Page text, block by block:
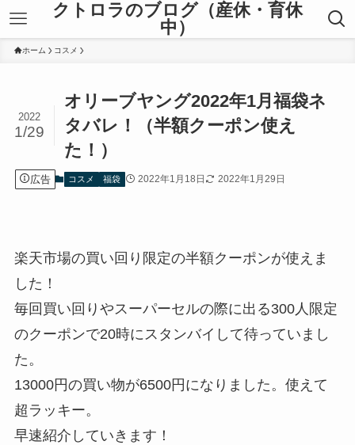
クトロラのブログ（産休・育休
中）
ホーム コスメ
オリーブヤング2022年1月福袋ネ
タバレ！（半額クーポン使え
た！）
2022
1/29
広告 コスメ 福袋 2022年1月18日 2022年1月29日
楽天市場の買い回り限定の半額クーポンが使えま
した！
毎回買い回りやスーパーセルの際に出る300人限定
のクーポンで20時にスタンバイして待っていまし
た。
13000円の買い物が6500円になりました。使えて
超ラッキー。
早速紹介していきます！